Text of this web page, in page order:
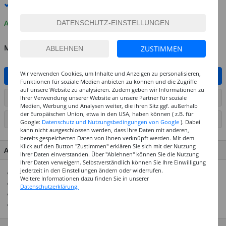
Auf Lager
MENGE
IN DEN WARENKORB
ARTIKEL AUF WUNSCHLISTE SETZEN
SEITE DRUCKEN
ARTIKEL MERKMALE & DETAILS
Pfeifenreiniger in Metallicoptik
Länge: 50cm
ZUSTIMMEN
Wir verwenden Cookies, um Inhalte und Anzeigen zu personalisieren,
Funktionen für soziale Medien anbieten zu können und die Zugriffe
auf unsere Website zu analysieren. Zudem geben wir Informationen zu
Ihrer Verwendung unserer Website an unsere Partner für soziale
Medien, Werbung und Analysen weiter, die ihren Sitz ggf. außerhalb
der Europäischen Union, etwa in den USA, haben können ( z.B. für
Google: Datenschutz und Nutzungsbedingungen von Google ). Dabei
kann nicht ausgeschlossen werden, dass Ihre Daten mit anderen,
bereits gespeicherten Daten von Ihnen verknüpft werden. Mit dem
Klick auf den Button "Zustimmen" erklären Sie sich mit der Nutzung
Ihrer Daten einverstanden. Über "Ablehnen" können Sie die Nutzung
Ihrer Daten verweigern. Selbstverständlich können Sie Ihre Einwilligung
jederzeit in den Einstellungen ändern oder widerrufen.
Weitere Informationen dazu finden Sie in unserer
Datenschutzerklärung.